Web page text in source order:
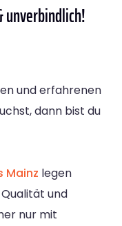
unverbindlich!
und erfahrenen
dann bist du
Mainz legen
und
nur mit